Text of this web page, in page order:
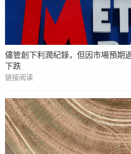
儘管創下利潤紀錄，但因市場預期
下跌
链接阅读